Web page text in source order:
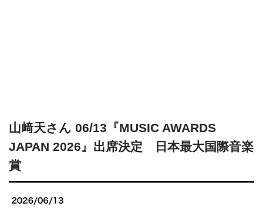
山﨑天さん 06/13『MUSIC AWARDS
JAPAN 2026』出席決定 日本最大国際音楽
賞